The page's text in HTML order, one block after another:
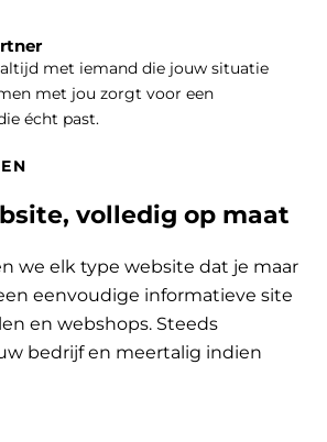
met iemand die jouw situatie
met jou zorgt voor een
écht past.
volledig op maat
we elk type website dat je maar
eenvoudige informatieve site
en webshops. Steeds
bedrijf en meertalig indien